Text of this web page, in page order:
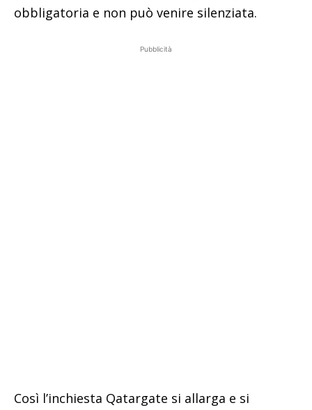
obbligatoria e non può venire silenziata.
Pubblicità
Così l’inchiesta Qatargate si allarga e si